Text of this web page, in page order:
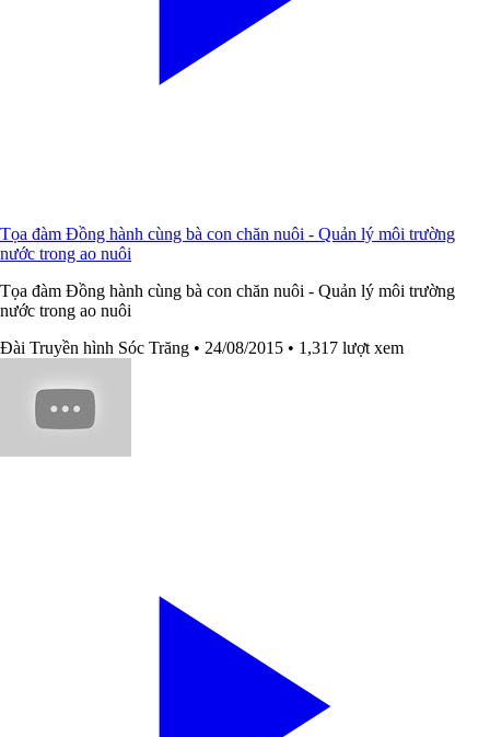
Tọa đàm Đồng hành cùng bà con chăn nuôi - Quản lý môi trường
nước trong ao nuôi
Tọa đàm Đồng hành cùng bà con chăn nuôi - Quản lý môi trường
nước trong ao nuôi
Đài Truyền hình Sóc Trăng • 24/08/2015 • 1,317 lượt xem